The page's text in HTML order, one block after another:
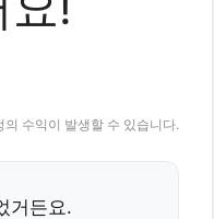
수익이 발생할 수 있습니다.
거든요.